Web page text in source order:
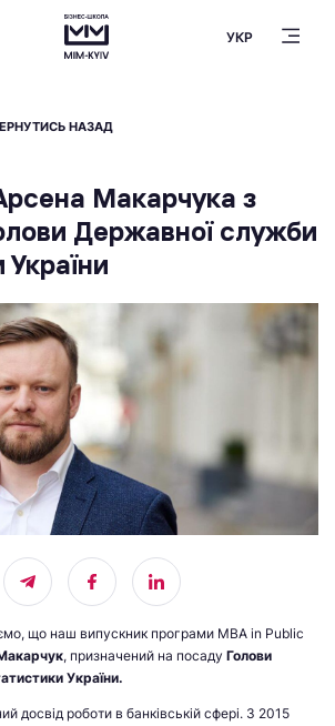
УКР
НАЗАД
Макарчука з
Державної служби
що наш випускник програми MВА in Public
, призначений на посаду Голови
України.
досвід роботи в банківській сфері. З 2015